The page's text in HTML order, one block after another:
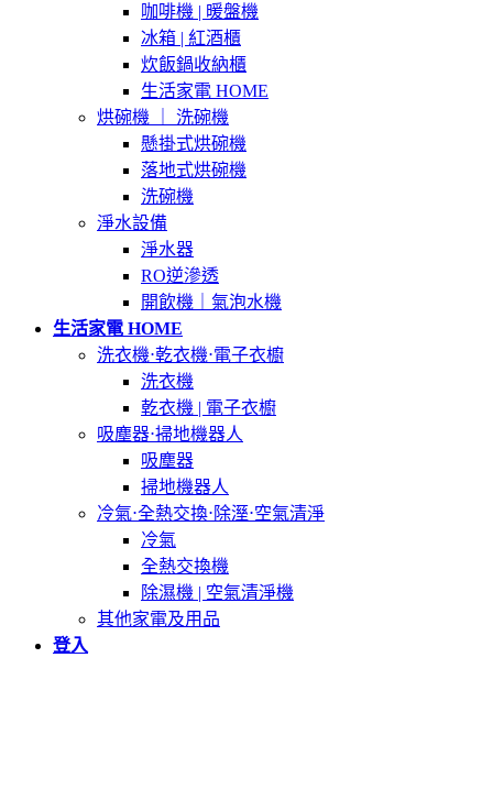
咖啡機 | 暖盤機
冰箱 | 紅酒櫃
炊飯鍋收納櫃
生活家電 HOME
烘碗機 ｜ 洗碗機
懸掛式烘碗機
落地式烘碗機
洗碗機
淨水設備
淨水器
RO逆滲透
開飲機｜氣泡水機
生活家電 HOME
洗衣機⋅乾衣機⋅電子衣櫥
洗衣機
乾衣機 | 電子衣櫥
吸塵器⋅掃地機器人
吸塵器
掃地機器人
冷氣⋅全熱交換⋅除溼⋅空氣清淨
冷氣
全熱交換機
除濕機 | 空氣清淨機
其他家電及用品
登入